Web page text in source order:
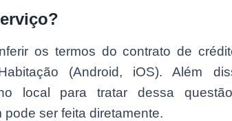
os termos do contrato de
(Android, iOS). Além
no local para tratar dessa
ser feita diretamente.